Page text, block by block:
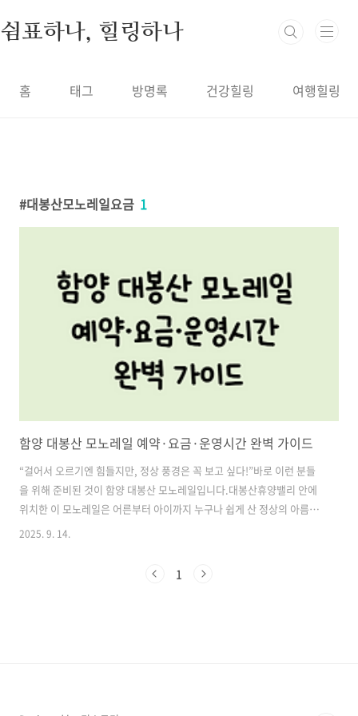
쉼표하나, 힐링하나
홈 태그 방명록 건강힐링 여행힐링
대봉산모노레일요금 1
함양 대봉산 모노레일 예약·요금·운영시간 완벽 가이드
“걸어서 오르기엔 힘들지만, 정상 풍경은 꼭 보고 싶다!”바로 이런 분들
을 위해 준비된 것이 함양 대봉산 모노레일입니다.대봉산휴양밸리 안에
위치한 이 모노레일은 어른부터 아이까지 누구나 쉽게 산 정상의 아름다
움을 누릴 수 있게 해주는 인기 관광지예요. 특히 단풍철과 봄꽃 시즌에
알고 계셨나요?오늘은 2025년 기준으로 대봉산 모노레일 예약 방법, 운
2025. 9. 14.
1